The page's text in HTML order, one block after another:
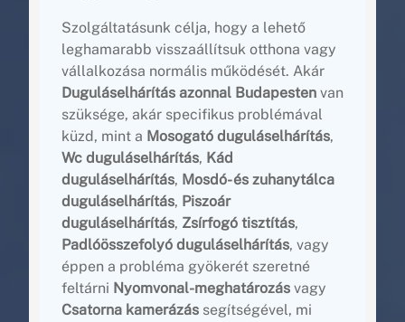
Szolgáltatásunk célja, hogy a lehető
leghamarabb visszaállítsuk otthona vagy
vállalkozása normális működését. Akár
Duguláselhárítás azonnal Budapesten van
szüksége, akár specifikus problémával
küzd, mint a Mosogató duguláselhárítás,
Wc duguláselhárítás, Kád
duguláselhárítás, Mosdó- és zuhanytálca
duguláselhárítás, Piszoár
duguláselhárítás, Zsírfogó tisztítás,
Padlóösszefolyó duguláselhárítás, vagy
éppen a probléma gyökerét szeretné
feltárni Nyomvonal-meghatározás vagy
Csatorna kamerázás segítségével, mi